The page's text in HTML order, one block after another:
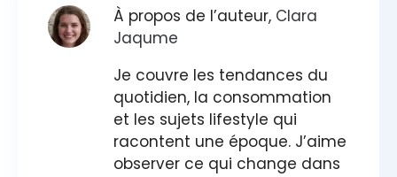
À propos de l’auteur, Clara
Jaqume
Je couvre les tendances du
quotidien, la consommation
et les sujets lifestyle qui
racontent une époque. J’aime
observer ce qui change dans